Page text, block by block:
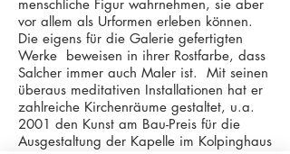
menschliche Figur wahrnehmen, sie aber
vor allem als Urformen erleben können.
Die eigens für die Galerie gefertigten
Werke beweisen in ihrer Rostfarbe, dass
Salcher immer auch Maler ist. Mit seinen
überaus meditativen Installationen hat er
zahlreiche Kirchenräume gestaltet, u.a.
2001 den Kunst am Bau-Preis für die
Ausgestaltung der Kapelle im Kolpinghaus